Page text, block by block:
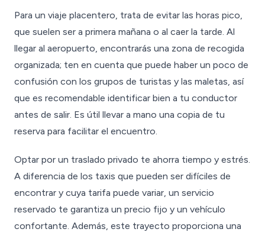
Para un viaje placentero, trata de evitar las horas pico,
que suelen ser a primera mañana o al caer la tarde. Al
llegar al aeropuerto, encontrarás una zona de recogida
organizada; ten en cuenta que puede haber un poco de
confusión con los grupos de turistas y las maletas, así
que es recomendable identificar bien a tu conductor
antes de salir. Es útil llevar a mano una copia de tu
reserva para facilitar el encuentro.
Optar por un traslado privado te ahorra tiempo y estrés.
A diferencia de los taxis que pueden ser difíciles de
encontrar y cuya tarifa puede variar, un servicio
reservado te garantiza un precio fijo y un vehículo
confortante. Además, este trayecto proporciona una